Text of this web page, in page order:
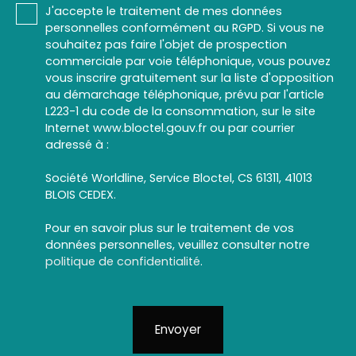
J'accepte le traitement de mes données
personnelles conformément au RGPD. Si vous ne
souhaitez pas faire l'objet de prospection
commerciale par voie téléphonique, vous pouvez
vous inscrire gratuitement sur la liste d'opposition
au démarchage téléphonique, prévu par l'article
L223-1 du code de la consommation, sur le site
Internet www.bloctel.gouv.fr ou par courrier
adressé à :
Société Worldline, Service Bloctel, CS 61311, 41013
BLOIS CEDEX.
Pour en savoir plus sur le traitement de vos
données personnelles, veuillez consulter notre
politique de confidentialité.
Envoyer